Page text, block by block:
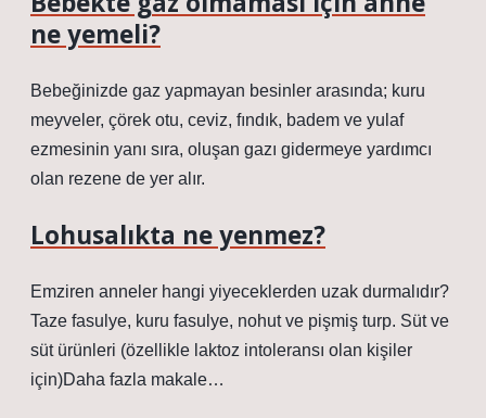
ne yemeli?
Bebeğinizde gaz yapmayan besinler arasında; kuru
meyveler, çörek otu, ceviz, fındık, badem ve yulaf
ezmesinin yanı sıra, oluşan gazı gidermeye yardımcı
olan rezene de yer alır.
Lohusalıkta ne yenmez?
Emziren anneler hangi yiyeceklerden uzak durmalıdır?
Taze fasulye, kuru fasulye, nohut ve pişmiş turp. Süt ve
süt ürünleri (özellikle laktoz intoleransı olan kişiler
için)Daha fazla makale…